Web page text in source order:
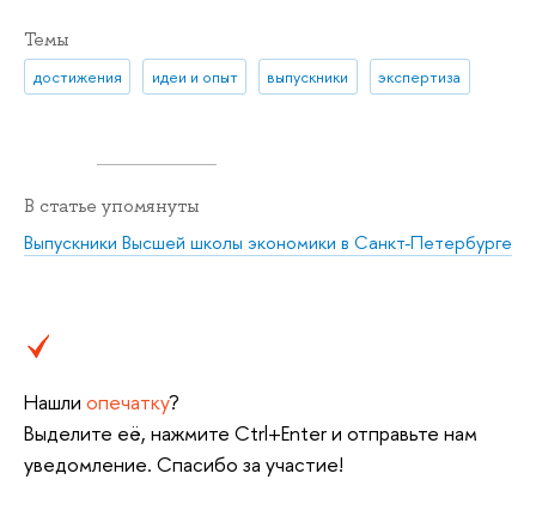
Темы
достижения идеи и опыт выпускники экспертиза
В статье упомянуты
Выпускники Высшей школы экономики в Санкт-Петербурге
Нашли опечатку?
Выделите её, нажмите Ctrl+Enter и отправьте нам
уведомление. Спасибо за участие!